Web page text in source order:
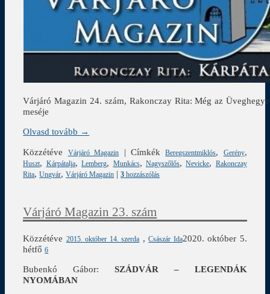
Várjáró Magazin 24. szám, Rakonczay Rita: Még az
meséje
Olvasd tovább →
Közzétéve
Várjáró Magazin | Címkék Beregszentmiklós, Gerény,
Huszt, Kárpátalja,Lemberg, Munkács, Nagyszőlős,Nevicke,
Rakonczay
Rita,Ungvár,Várjáró Magazin |3 hozzászólás
Várjáró Magazin 23. szám
Közzétéve 2015. október 14. szerda ,Császár Ida2020. október 5.
hétfő 6
Bubenkó Gábor: SZÁDVÁR – LEGENDÁK
NYOMÁBAN